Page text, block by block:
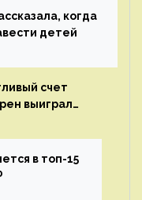
когда
детей
счет
выиграл
в топ-15